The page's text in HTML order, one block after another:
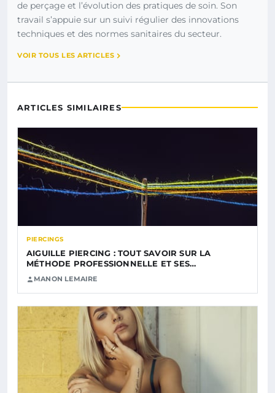
de perçage et l’évolution des pratiques de soin. Son
travail s’appuie sur un suivi régulier des innovations
techniques et des normes sanitaires du secteur.
VOIR TOUS LES ARTICLES
ARTICLES SIMILAIRES
PIERCINGS
AIGUILLE PIERCING : TOUT SAVOIR SUR LA
MÉTHODE PROFESSIONNELLE ET SES…
MANON LEMAIRE